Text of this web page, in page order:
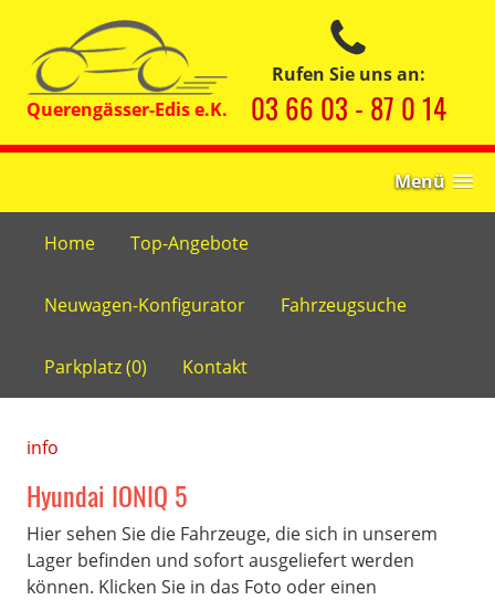
Rufen Sie uns an:
03 66 03 - 87 0 14
Menü
Home Top-Angebote
Neuwagen-Konfigurator Fahrzeugsuche
Parkplatz (0) Kontakt
info
Hyundai IONIQ 5
Hier sehen Sie die Fahrzeuge, die sich in unserem
Lager befinden und sofort ausgeliefert werden
können. Klicken Sie in das Foto oder einen